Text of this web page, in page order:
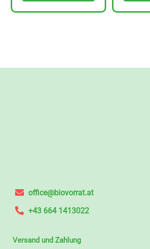
office@biovorrat.at
+43 664 1413022
Versand und Zahlung